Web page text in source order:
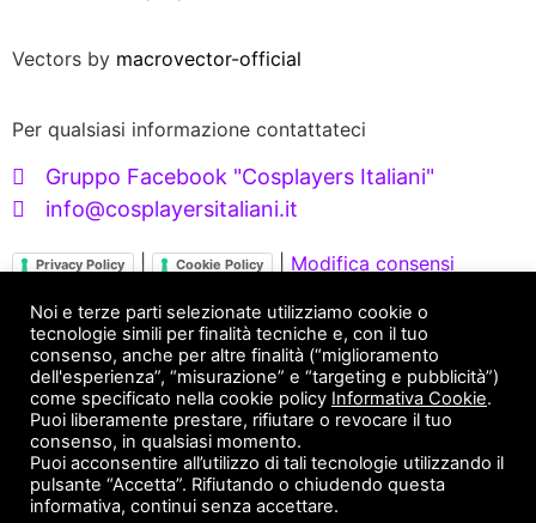
Vectors by macrovector-official
Per qualsiasi informazione contattateci
Gruppo Facebook "Cosplayers Italiani"
info@cosplayersitaliani.it
Privacy Policy Cookie Policy Modifica consensi
Servizi X Brand
FANDOM ENGAGEMENT
Servizi X Cosplayer
STAMPA 3D PHOTOSET AMBIENTATI
Noi e terze parti selezionate utilizziamo cookie o
tecnologie simili per finalità tecniche e, con il tuo
consenso, anche per altre finalità (“miglioramento
dell'esperienza”, “misurazione” e “targeting e pubblicità”)
come specificato nella cookie policy Informativa Cookie.
Puoi liberamente prestare, rifiutare o revocare il tuo
consenso, in qualsiasi momento.
Puoi acconsentire all’utilizzo di tali tecnologie utilizzando il
pulsante “Accetta”. Rifiutando o chiudendo questa
informativa, continui senza accettare.